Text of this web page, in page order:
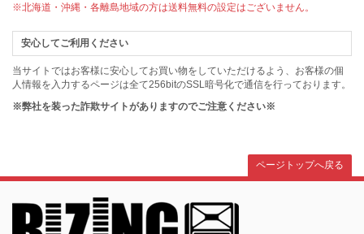
※北海道・沖縄・各離島地域の方は送料無料の設定はございません。
安心してご利用ください
当サイトではお客様に安心してお買い物をしていただけるよう、お客様の個
人情報を入力するページは全て256bitのSSL暗号化で通信を行っております。
※弊社を装った詐欺サイトがありますのでご注意ください※
ページトップへ戻る